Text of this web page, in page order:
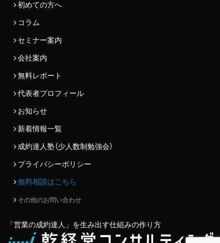
初めての方へ
コラム
セミナー案内
会社案内
無料レポート
代表者プロフィール
お知らせ
新着情報一覧
成約達人塾（少人数制勉強会）
プライバシーポリシー
無料相談はこちら
その他のお問い合わせ
「営業の成約達人」を生み出す仕組みの作り方